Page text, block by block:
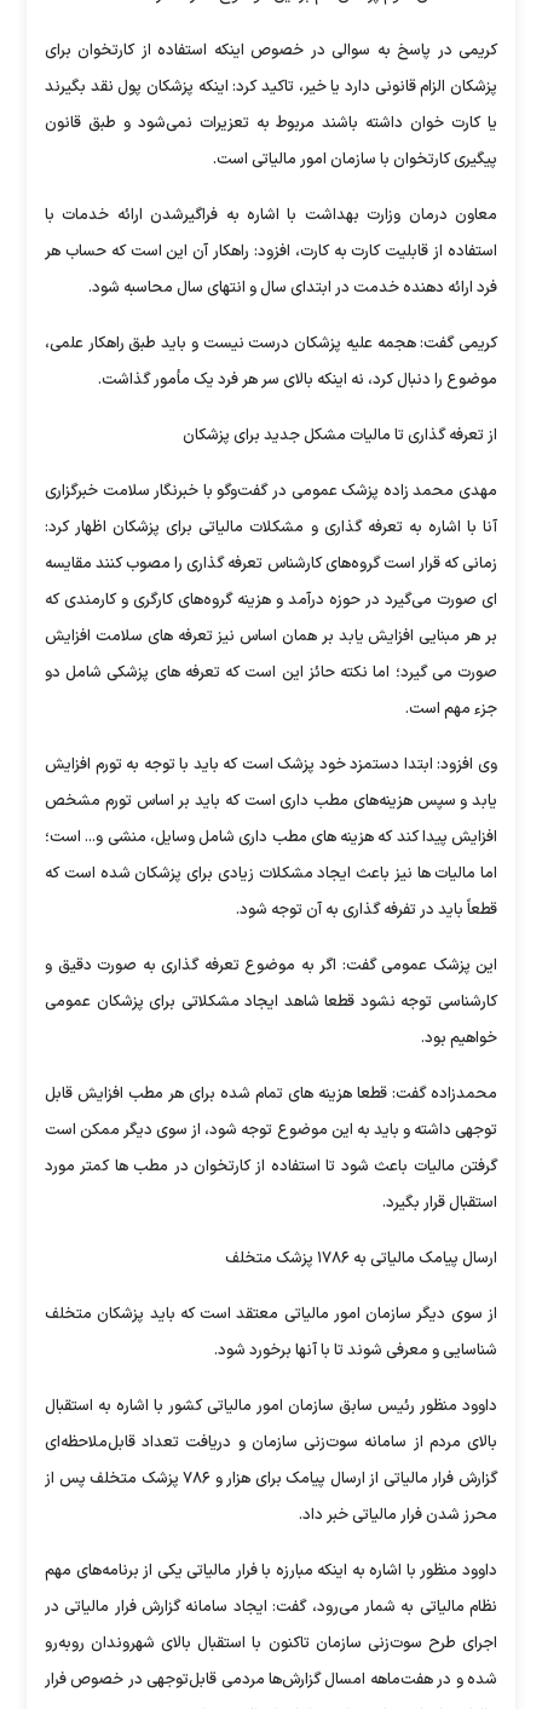
کریمی در پاسخ به سوالی در خصوص اینکه استفاده از کارتخوان برای
پزشکان الزام قانونی دارد یا خیر، تاکید کرد: اینکه پزشکان پول نقد بگیرند
یا کارت خوان داشته باشند مربوط به تعزیرات نمی‌شود و طبق قانون
پیگیری کارتخوان با سازمان امور مالیاتی است.
معاون درمان وزارت بهداشت با اشاره به فراگیرشدن ارائه خدمات با
استفاده از قابلیت کارت به کارت، افزود: راهکار آن این است که حساب هر
فرد ارائه دهنده خدمت در ابتدای سال و انتهای سال محاسبه شود.
کریمی گفت: هجمه علیه پزشکان درست نیست و باید طبق راهکار علمی،
موضوع را دنبال کرد، نه اینکه بالای سر هر فرد یک مأمور گذاشت.
از تعرفه گذاری تا مالیات مشکل جدید برای پزشکان
مهدی محمد زاده پزشک عمومی در گفت‌وگو با خبرنگار سلامت خبرگزاری
آنا با اشاره به تعرفه گذاری و مشکلات مالیاتی برای پزشکان اظهار کرد:
زمانی که قرار است گروه‌های کارشناس تعرفه گذاری را مصوب کنند مقایسه
ای صورت می‌گیرد در حوزه درآمد و هزینه گروه‌های کارگری و کارمندی که
بر هر مبنایی افزایش یابد بر همان اساس نیز تعرفه های سلامت افزایش
صورت می گیرد؛ اما نکته حائز این است که تعرفه های پزشکی شامل دو
جزء مهم است.
وی افزود: ابتدا دستمزد خود پزشک است که باید با توجه به تورم افزایش
یابد و سپس هزینه‌های مطب داری است که باید بر اساس تورم مشخص
افزایش پیدا کند که هزینه های مطب داری شامل وسایل، منشی و... است؛
اما مالیات ها نیز باعث ایجاد مشکلات زیادی برای پزشکان شده است که
قطعاً باید در تفرفه گذاری به آن توجه شود.
این پزشک عمومی گفت: اگر به موضوع تعرفه گذاری به صورت دقیق و
کارشناسی توجه نشود قطعا شاهد ایجاد مشکلاتی برای پزشکان عمومی
خواهیم بود.
محمدزاده گفت: قطعا هزینه های تمام شده برای هر مطب افزایش قابل
توجهی داشته و باید به این موضوع توجه شود، از سوی دیگر ممکن است
گرفتن مالیات باعث شود تا استفاده از کارتخوان در مطب ها کمتر مورد
استقبال قرار بگیرد.
ارسال پیامک مالیاتی به ۱۷۸۶ پزشک متخلف
از سوی دیگر سازمان امور مالیاتی معتقد است که باید پزشکان متخلف
شناسایی و معرفی شوند تا با آنها برخورد شود.
داوود منظور رئیس سابق سازمان امور مالیاتی کشور با اشاره به استقبال
بالای مردم از سامانه سوت‌زنی سازمان و دریافت تعداد قابل‌ملاحظه‌ای
گزارش فرار مالیاتی از ارسال پیامک برای هزار و ۷۸۶ پزشک متخلف پس از
محرز شدن فرار مالیاتی خبر داد.
داوود منظور با اشاره به اینکه مبارزه با فرار مالیاتی یکی از برنامه‌های مهم
نظام مالیاتی به شمار می‌رود، گفت: ایجاد سامانه گزارش فرار مالیاتی در
اجرای طرح سوت‌زنی سازمان تاکنون با استقبال بالای شهروندان روبه‌رو
شده و در هفت‌ماهه امسال گزارش‌ها مردمی قابل‌توجهی در خصوص فرار